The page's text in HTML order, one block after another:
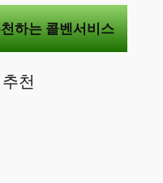
하는 콜벤서비스
천